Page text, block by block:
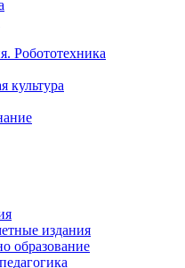
Робототехника
культура
издания
образование